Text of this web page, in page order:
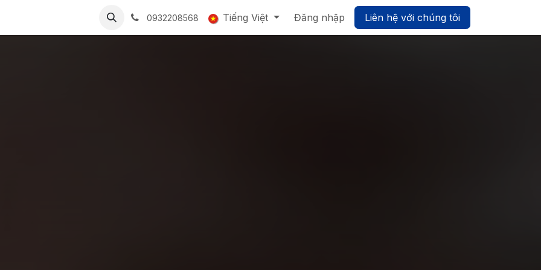
CỘNG ĐỒNG LIÊN HỆ Tuyển dụng SmartBiz UMP - Nền tảng Quản trị Hợp nhất
0932208568 Tiếng Việt Đăng nhập Liên hệ với chúng tôi